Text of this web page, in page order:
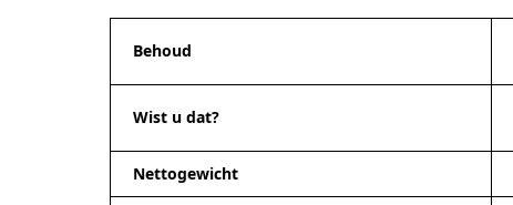
Behoud
Wist u dat?
Nettogewicht